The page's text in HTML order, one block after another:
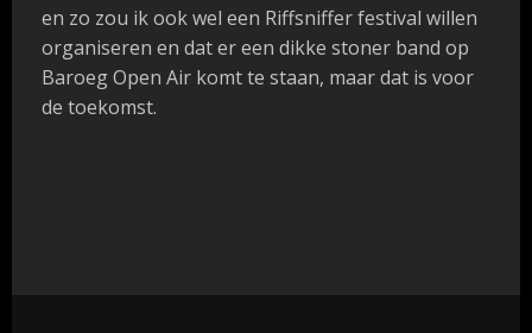
en zo zou ik ook wel een Riffsniffer festival willen
organiseren en dat er een dikke stoner band op
Baroeg Open Air komt te staan, maar dat is voor
de toekomst.